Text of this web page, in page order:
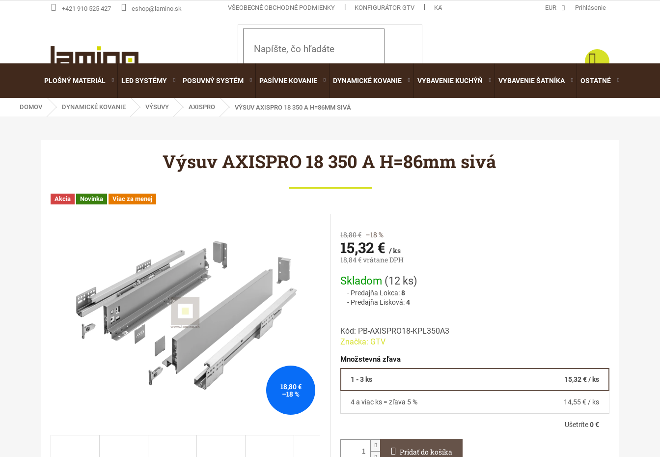
na
+421 910 525 427 eshop@lamino.sk VŠEOBECNÉ OBCHODNÉ PODMIENKY KONFIGURÁTOR GTV KATALÓGY EUR Prihlásenie
HĽADAŤ
PLOŠNÝ MATERIÁL LED SYSTÉMY POSUVNÝ SYSTÉM PASÍVNE KOVANIE DYNAMICKÉ KOVANIE VYBAVENIE KUCHÝŇ VYBAVENIE ŠATNÍKA OSTATNÉ
DOMOV DYNAMICKÉ KOVANIE VÝSUVY AXISPRO VÝSUV AXISPRO 18 350 A H=86MM SIVÁ
Výsuv AXISPRO 18 350 A H=86mm sivá
Akcia Novinka Viac za menej
18,80 €
–18 %
18,80 € –18 %
15,32 € / ks
18,84 € vrátane DPH
Jednotková
cena:
Skladom (12 ks)
Predajňa Lokca:8
Predajňa Lisková:4
Kód: PB-AXISPRO18-KPL350A3
Značka: GTV
Množstevná zľava
1 - 3 ks 15,32 €/ ks
4 a viac ks = zľava 5 % 14,55 € / ks
Ušetríte0 €
Pridať do košíka